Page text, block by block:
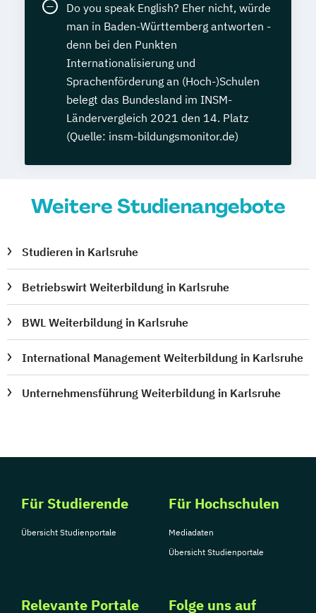
Do you speak English? Eher nicht, würde
man in Baden-Württemberg antworten -
denn bei den Punkten
Internationalisierung und
Sprachenförderung an (Hoch-)Schulen
belegt das Bundesland im INSM-
Ländervergleich 2021 den 14. Platz
(Quelle: insm-bildungsmonitor.de)
Weitere Studienangebote
Studieren in Karlsruhe
Betriebswirt Weiterbildung in Karlsruhe
BWL Weiterbildung in Karlsruhe
International Management Weiterbildung in Karlsruhe
Unternehmensführung Weiterbildung in Karlsruhe
Für Studierende
Übersicht Studienportale
Für Hochschulen
Mediadaten
Übersicht Studienportale
Relevante Portale Folge uns auf